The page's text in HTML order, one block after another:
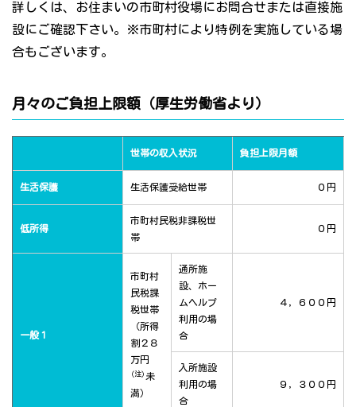
詳しくは、お住まいの市町村役場にお問合せまたは直接施
設にご確認下さい。※市町村により特例を実施している場
合もございます。
月々のご負担上限額（厚生労働省より）
世帯の収入状況 負担上限月額
生活保護 生活保護受給世帯 ０円
低所得
市町村民税非課税世
帯
０円
一般１
市町村
民税課
税世帯
（所得
割２８
万円
(注) 未
満）
通所施
設、ホー
ムヘルプ
利用の場
合
４，６００円
入所施設
利用の場
合
９，３００円